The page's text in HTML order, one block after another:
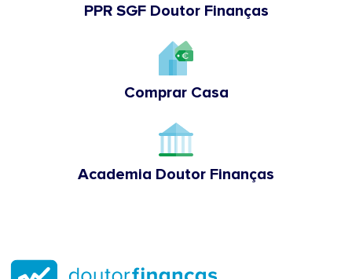
PPR SGF Doutor Finanças
Comprar Casa
Academia Doutor Finanças